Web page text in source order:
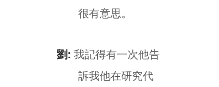
很有意思。
劉: 我記得有一次他告
訴我他在研究代